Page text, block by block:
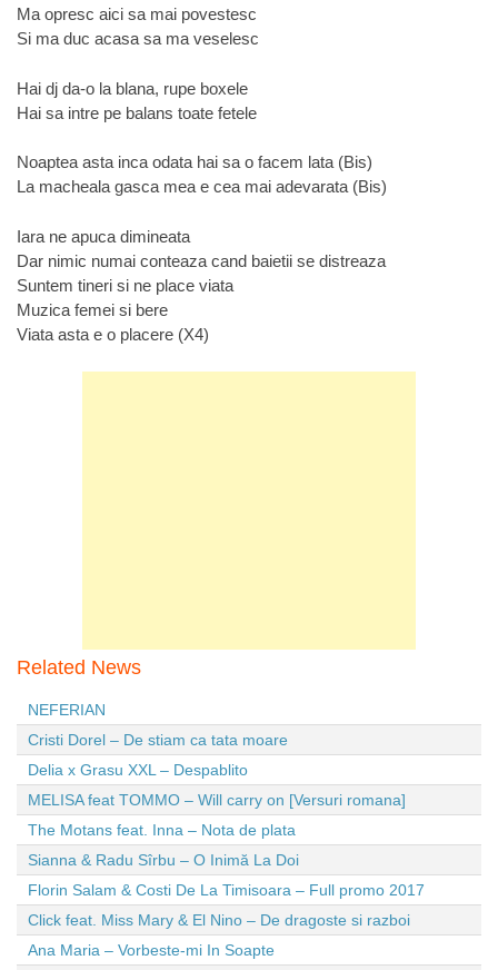
Ma opresc aici sa mai povestesc
Si ma duc acasa sa ma veselesc
Hai dj da-o la blana, rupe boxele
Hai sa intre pe balans toate fetele
Noaptea asta inca odata hai sa o facem lata (Bis)
La macheala gasca mea e cea mai adevarata (Bis)
Iara ne apuca dimineata
Dar nimic numai conteaza cand baietii se distreaza
Suntem tineri si ne place viata
Muzica femei si bere
Viata asta e o placere (X4)
Related News
NEFERIAN
Cristi Dorel – De stiam ca tata moare
Delia x Grasu XXL – Despablito
MELISA feat TOMMO – Will carry on [Versuri romana]
The Motans feat. Inna – Nota de plata
Sianna & Radu Sîrbu – O Inimă La Doi
Florin Salam & Costi De La Timisoara – Full promo 2017
Click feat. Miss Mary & El Nino – De dragoste si razboi
Ana Maria – Vorbeste-mi In Soapte